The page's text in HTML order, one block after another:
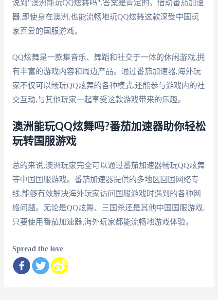
说到"澳洲能玩QQ炫舞吗",答案是肯定的。借助番茄加速
器,即使身在澳洲,也能流畅地玩QQ炫舞这款深受中国玩
家喜爱的国服游戏。
QQ炫舞是一款集音乐、舞蹈和社交于一体的休闲游戏,拥
有丰富的游戏内容和周边产品。通过番茄加速器,海外玩
家不仅可以畅玩QQ炫舞的各种模式,还能参与游戏内的社
交互动,与其他玩家一起享受这款游戏带来的乐趣。
澳洲能玩QQ炫舞吗?番茄加速器助你轻松
玩转国服游戏
总的来说,澳洲玩家完全可以通过番茄加速器畅玩QQ炫舞
等中国国服游戏。番茄加速器提供的多地区回国网络专
线,能够有效解决海外玩家访问国服游戏时遇到的各种网
络问题。无论是QQ炫舞、三国杀还是其他中国国服游戏,
只要使用番茄加速器,海外玩家都能流畅地游戏体验。
Spread the love